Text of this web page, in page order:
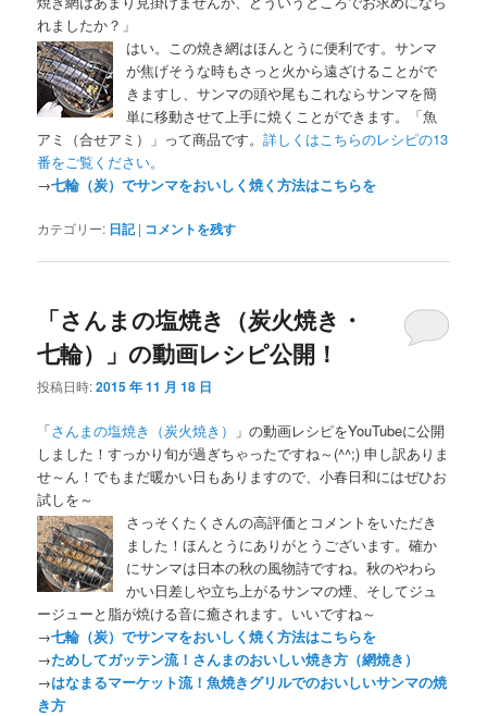
れましたか？」
はい。この焼き網はほんとうに便利です。サンマ
が焦げそうな時もさっと火から遠ざけることがで
きますし、サンマの頭や尾もこれならサンマを簡
単に移動させて上手に焼くことができます。「魚
アミ（合せアミ）」って商品です。詳しくはこちらのレシピの13
番をご覧ください。
→七輪（炭）でサンマをおいしく焼く方法はこちらを
カテゴリー: 日記 | コメントを残す
「さんまの塩焼き（炭火焼き・
七輪）」の動画レシピ公開！
投稿日時:2015 年 11 月 18 日
「さんまの塩焼き（炭火焼き）
」の動画レシピをYouTubeに公開
しました！すっかり旬が過ぎちゃったですね～(^^;) 申し訳ありま
せ～ん！でもまだ暖かい日もありますので、小春日和にはぜひお
試しを～
さっそくたくさんの高評価とコメントをいただき
ました！ほんとうにありがとうございます。確か
にサンマは日本の秋の風物詩ですね。秋のやわら
かい日差しや立ち上がるサンマの煙、そしてジュ
ージューと脂が焼ける音に癒されます。いいですね～
→七輪（炭）でサンマをおいしく焼く方法はこちらを
→ためしてガッテン流！さんまのおいしい焼き方（網焼き）
→はなまるマーケット流！魚焼きグリルでのおいしいサンマの焼
き方